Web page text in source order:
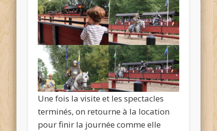
Une fois la visite et les spectacles
terminés, on retourne à la location
pour finir la journée comme elle